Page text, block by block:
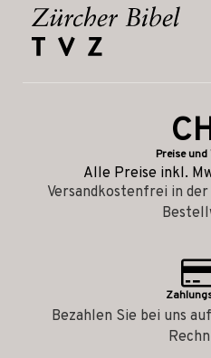
Preise und
Alle Preise inkl.
Versandkostenfrei in
Bezahlen Sie bei uns